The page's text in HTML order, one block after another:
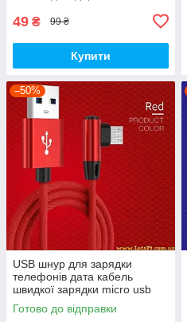
49 ₴ 99 ₴
Купити
–50%
USB шнур для зарядки
телефонів дата кабель
швидкої зарядки micro usb
кабель мікро юсб usb
перехідник подовжувач 90
Готово до відправки